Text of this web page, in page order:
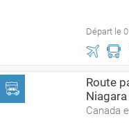
Départ le
Route
Canada